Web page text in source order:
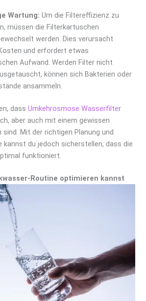
Wartung: Um die Filtereffizienz zu
müssen die Filterkartuschen
werden. Dies verursacht
und erfordert etwas
Aufwand. Werden Filter nicht
können sich Bakterien oder
ansammeln.
dassUmkehrosmose Wasserfilter
aber auch mit einem gewissen
sind. Mit der richtigen Planung und
kannst du jedoch sicherstellen, dass die
funktioniert.
Routine optimieren kannst